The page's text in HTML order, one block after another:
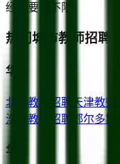
经验要求
不限
热门城市教师招聘
华北
北京 教师招聘 天津教师
浩特 教师招聘 鄂尔多斯
华东